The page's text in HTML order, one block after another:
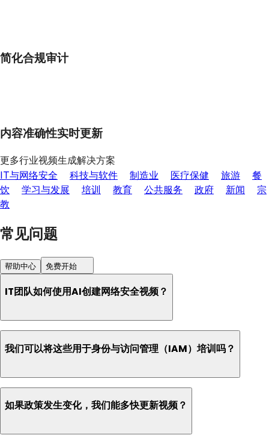
简化合规审计
内容准确性实时更新
更多行业视频生成解决方案
IT与网络安全 科技与软件 制造业 医疗保健 旅游
餐
饮
学习与发展 培训 教育 公共服务 政府 新闻
宗
教
常见问题
帮助中心 免费开始
IT团队如何使用AI创建网络安全视频？
我们可以将这些用于身份与访问管理（IAM）培训吗？
如果政策发生变化，我们能多快更新视频？